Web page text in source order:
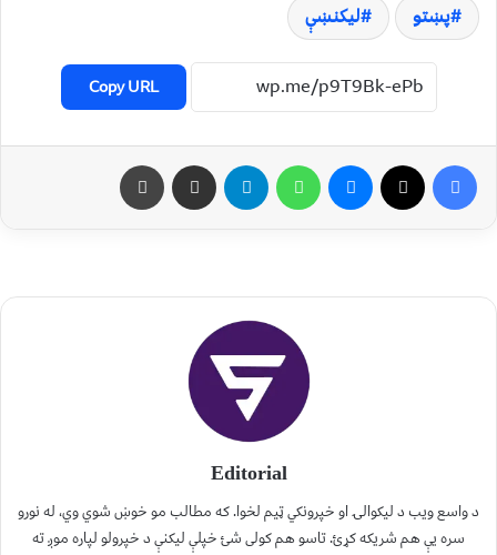
پښتو لیکنښې
Copy URL
Editorial
د واسع ویب د لیکوالۍ او خپرونکي ټیم لخوا. که مطالب مو خوښ شوي وي، له نورو
سره یې هم شریکه کړئ. تاسو هم کولی شئ خپلې لیکنې د خپرولو لپاره موږ ته